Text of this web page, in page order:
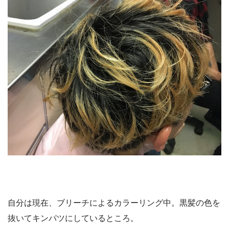
自分は現在、ブリーチによるカラーリング中。黒髪の色を
抜いてキンパツにしているところ。